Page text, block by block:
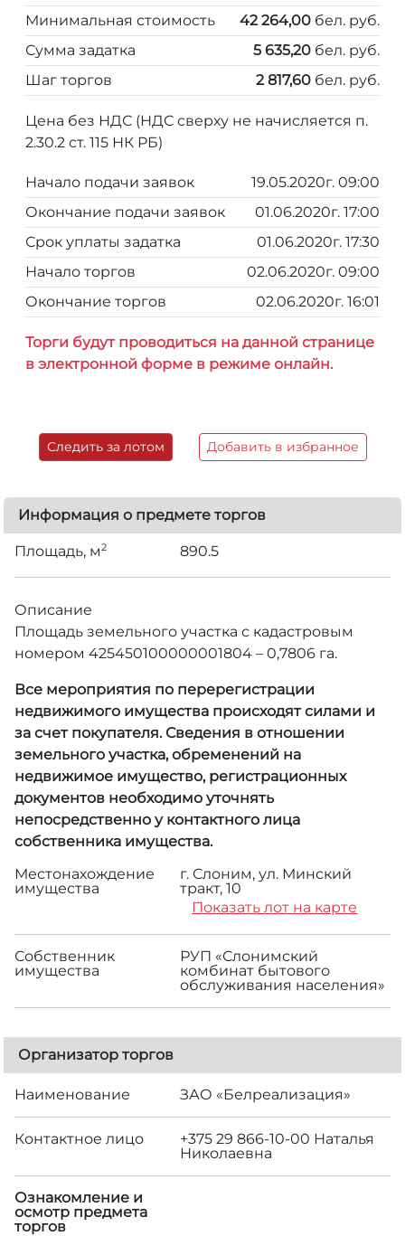
Минимальная стоимость 42 264,00 бел. руб.
Сумма задатка
5 635,20 бел. руб.
Шаг торгов
2 817,60 бел. руб.
Цена без НДС (НДС сверху не начисляется п.
2.30.2 ст. 115 НК РБ)
Начало подачи заявок
19.05.2020г. 09:00
Окончание подачи заявок
01.06.2020г. 17:00
Срок уплаты задатка
01.06.2020г. 17:30
Начало торгов
02.06.2020г. 09:00
Окончание торгов
02.06.2020г. 16:01
Торги будут проводиться на данной странице
в электронной форме в режиме онлайн.
Следить за лотом Добавить в избранное
Информация о предмете торгов
Площадь, м2 890.5
Описание
Площадь земельного участка с кадастровым
номером 425450100000001804 – 0,7806 га.
Все мероприятия по перерегистрации
недвижимого имущества происходят силами и
за счет покупателя. Сведения в отношении
земельного участка, обременений на
недвижимое имущество, регистрационных
документов необходимо уточнять
непосредственно у контактного лица
собственника имущества.
Местонахождение
имущества
г. Слоним, ул. Минский
тракт, 10
Показать лот на карте
Собственник
имущества
РУП «Слонимский
комбинат бытового
обслуживания населения»
Организатор торгов
Наименование ЗАО «Белреализация»
Контактное лицо
+375 29 866-10-00 Наталья
Николаевна
Ознакомление и
осмотр предмета
торгов